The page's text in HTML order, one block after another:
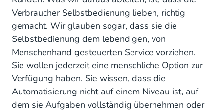
Verbraucher Selbstbedienung lieben, richtig
gemacht. Wir glauben sogar, dass sie die
Selbstbedienung dem lebendigen, von
Menschenhand gesteuerten Service vorziehen.
Sie wollen jederzeit eine menschliche Option zur
Verfügung haben. Sie wissen, dass die
Automatisierung nicht auf einem Niveau ist, auf
dem sie Aufgaben vollständig übernehmen oder